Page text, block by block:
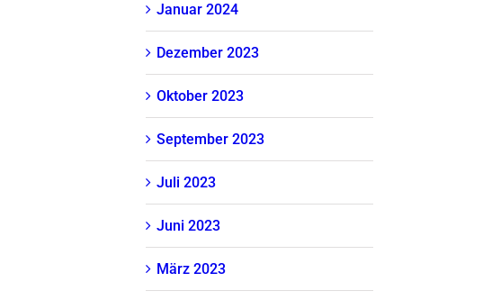
Januar 2024
Dezember 2023
Oktober 2023
September 2023
Juli 2023
Juni 2023
März 2023